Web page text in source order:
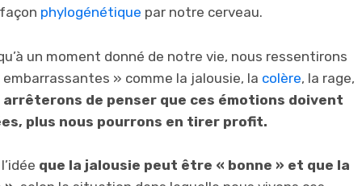
phylogénétique par notre cerveau.
un moment donné de notre vie, nous ressentirons
» comme la jalousie, la colère, la rage,
arrêterons de penser que ces émotions doivent
plus nous pourrons en tirer profit.
que la jalousie peut être « bonne » et que la